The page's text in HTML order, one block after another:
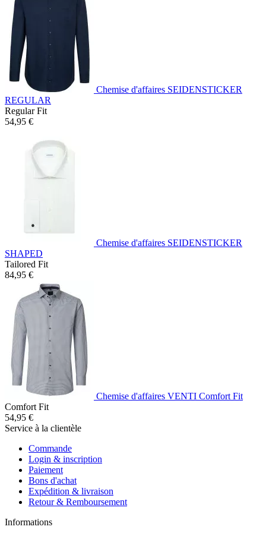
Chemise d'affaires SEIDENSTICKER
REGULAR
Regular Fit
54,95 €
Chemise d'affaires SEIDENSTICKER
SHAPED
Tailored Fit
84,95 €
Chemise d'affaires VENTI Comfort Fit
Comfort Fit
54,95 €
Service à la clientèle
Commande
Login & inscription
Paiement
Bons d'achat
Expédition & livraison
Retour & Remboursement
Informations